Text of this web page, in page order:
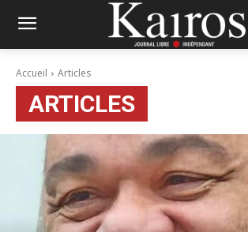
Accueil Articles
ARTICLES